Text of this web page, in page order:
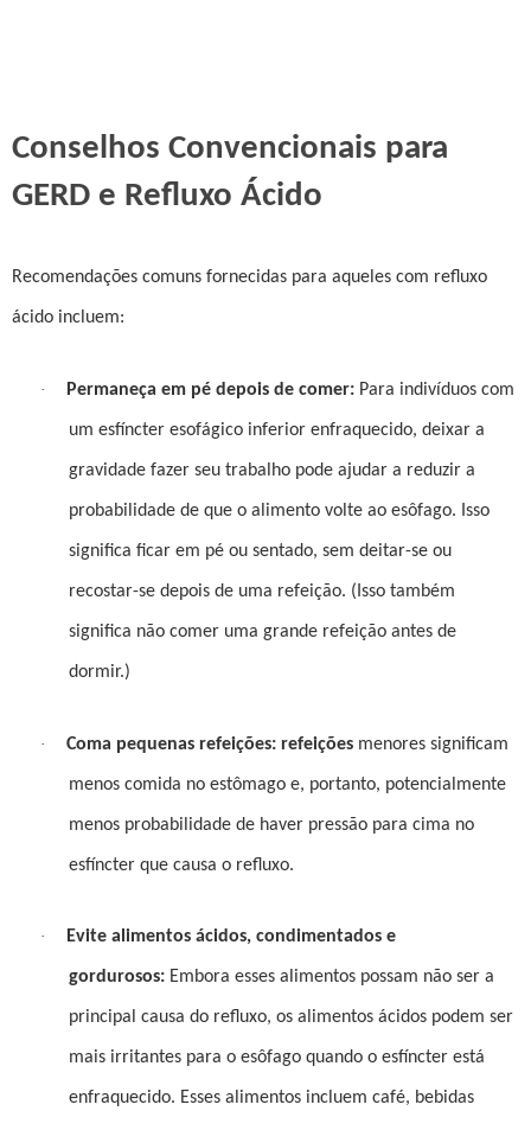
Conselhos Convencionais para
GERD e Refluxo Ácido
Recomendações comuns fornecidas para aqueles com refluxo
ácido incluem:
· Permaneça em pé depois de comer: Para indivíduos com
um esfíncter esofágico inferior enfraquecido, deixar a
gravidade fazer seu trabalho pode ajudar a reduzir a
probabilidade de que o alimento volte ao esôfago. Isso
significa ficar em pé ou sentado, sem deitar-se ou
recostar-se depois de uma refeição. (Isso também
significa não comer uma grande refeição antes de
dormir.)
· Coma pequenas refeições: refeições menores significam
menos comida no estômago e, portanto, potencialmente
menos probabilidade de haver pressão para cima no
esfíncter que causa o refluxo.
· Evite alimentos ácidos, condimentados e
gordurosos: Embora esses alimentos possam não ser a
principal causa do refluxo, os alimentos ácidos podem ser
mais irritantes para o esôfago quando o esfíncter está
enfraquecido. Esses alimentos incluem café, bebidas